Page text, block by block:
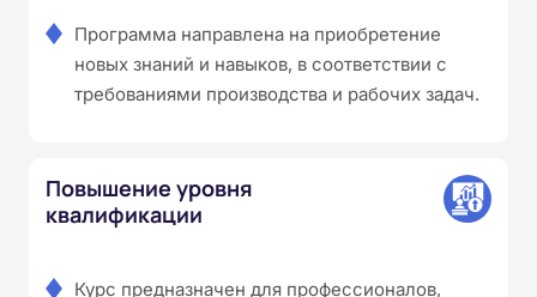
Программа направлена на приобретение
новых знаний и навыков, в соответствии с
требованиями производства и рабочих задач.
Повышение уровня
квалификации
Курс предназначен для профессионалов,